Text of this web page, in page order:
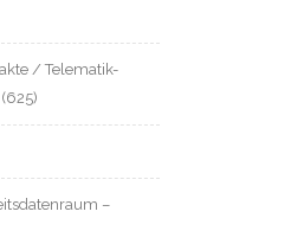
/ Telematik-
(625)
–